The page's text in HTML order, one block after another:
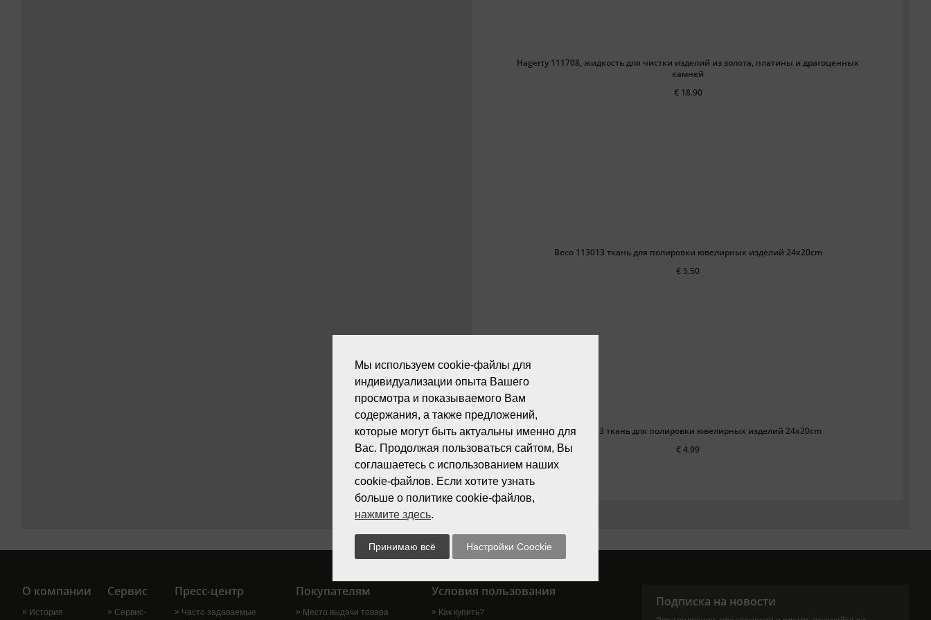
Hagerty 111708, жидкость для чистки изделий из золота, платины и драгоценных
камней
€ 18.90
Beco 113013 ткань для полировки ювелирных изделий 24x20cm
€ 5.50
Silbo 142053 ткань для полировки ювелирных изделий 24x20cm
€ 4.99
О компании
История
Сервис
Сервис-
Пресс-центр
Часто задаваемые
Покупателям
Место выдачи товара
Условия пользования
Как купить?
Подписка на новости
Мы используем cookie-файлы для
индивидуализации опыта Вашего
просмотра и показываемого Вам
содержания, а также предложений,
которые могут быть актуальны именно для
Вас. Продолжая пользоваться сайтом, Вы
соглашаетесь с использованием наших
cookie-файлов. Если хотите узнать
больше о политике cookie-файлов,
нажмите здесь.